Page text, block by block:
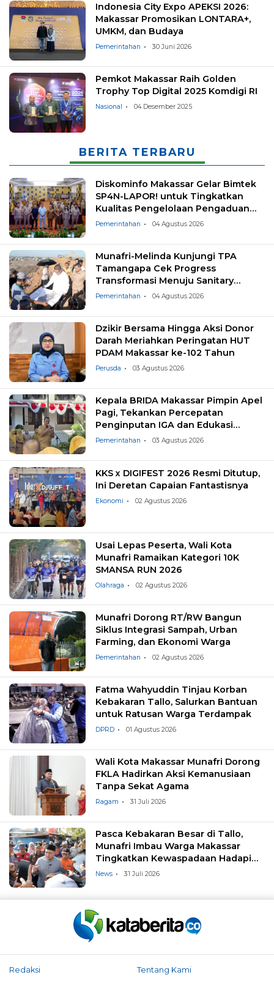
Indonesia City Expo APEKSI 2026:
Makassar Promosikan LONTARA+,
UMKM, dan Budaya
Pemerintahan 30 Juni 2026
Pemkot Makassar Raih Golden
Trophy Top Digital 2025 Komdigi RI
Nasional 04 Desember 2025
BERITA TERBARU
Diskominfo Makassar Gelar Bimtek
SP4N-LAPOR! untuk Tingkatkan
Kualitas Pengelolaan Pengaduan
Masyarakat
Pemerintahan 04 Agustus 2026
Munafri-Melinda Kunjungi TPA
Tamangapa Cek Progress
Transformasi Menuju Sanitary
Landfill
Pemerintahan 04 Agustus 2026
Dzikir Bersama Hingga Aksi Donor
Darah Meriahkan Peringatan HUT
PDAM Makassar ke-102 Tahun
Perusda 03 Agustus 2026
Kepala BRIDA Makassar Pimpin Apel
Pagi, Tekankan Percepatan
Penginputan IGA dan Edukasi
Pemilahan Sampah
Pemerintahan 03 Agustus 2026
KKS x DIGIFEST 2026 Resmi Ditutup,
Ini Deretan Capaian Fantastisnya
Ekonomi 02 Agustus 2026
Usai Lepas Peserta, Wali Kota
Munafri Ramaikan Kategori 10K
SMANSA RUN 2026
Olahraga 02 Agustus 2026
Munafri Dorong RT/RW Bangun
Siklus Integrasi Sampah, Urban
Farming, dan Ekonomi Warga
Pemerintahan 02 Agustus 2026
Fatma Wahyuddin Tinjau Korban
Kebakaran Tallo, Salurkan Bantuan
untuk Ratusan Warga Terdampak
DPRD 01 Agustus 2026
Wali Kota Makassar Munafri Dorong
FKLA Hadirkan Aksi Kemanusiaan
Tanpa Sekat Agama
Ragam 31 Juli 2026
Pasca Kebakaran Besar di Tallo,
Munafri Imbau Warga Makassar
Tingkatkan Kewaspadaan Hadapi
Musim Kemarau
News 31 Juli 2026
Redaksi Tentang Kami